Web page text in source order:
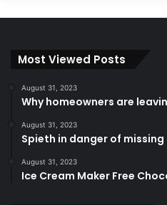
Most Viewed Posts
August 31, 2023
Why homeowners are
August 31, 2023
Spieth in danger of
August 31, 2023
Ice Cream Maker Free